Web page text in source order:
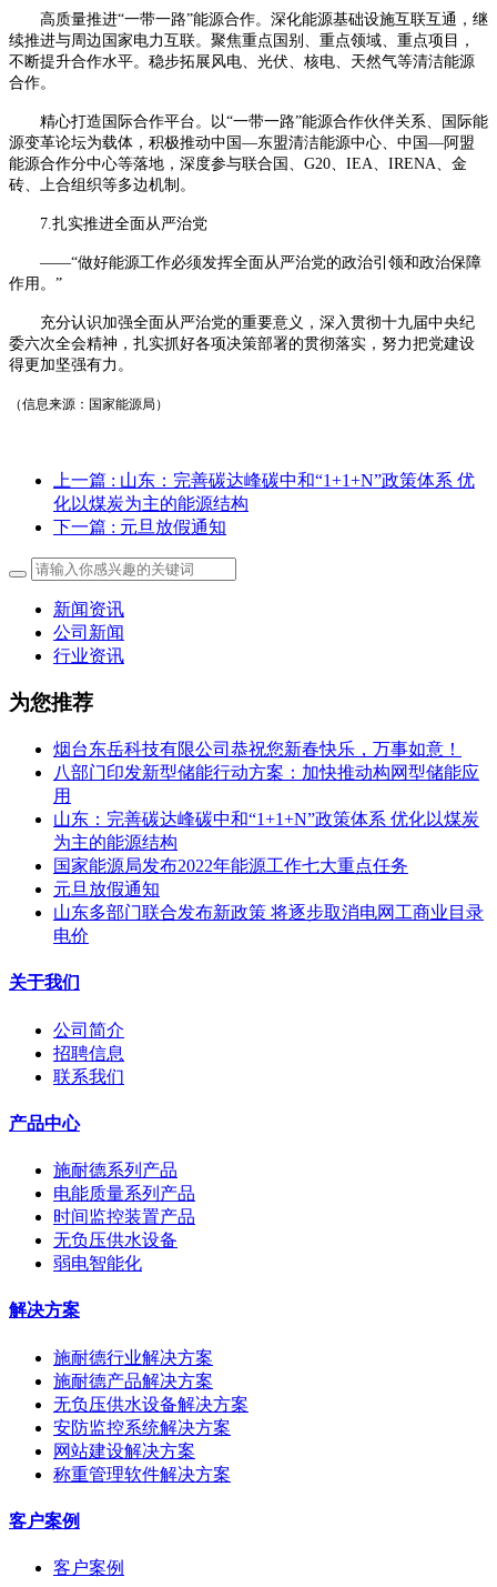
高质量推进“一带一路”能源合作。深化能源基础设施互联互通，继
续推进与周边国家电力互联。聚焦重点国别、重点领域、重点项目，
不断提升合作水平。稳步拓展风电、光伏、核电、天然气等清洁能源
合作。
精心打造国际合作平台。以“一带一路”能源合作伙伴关系、国际能
源变革论坛为载体，积极推动中国—东盟清洁能源中心、中国—阿盟
能源合作分中心等落地，深度参与联合国、G20、IEA、IRENA、金
砖、上合组织等多边机制。
7.扎实推进全面从严治党
——“做好能源工作必须发挥全面从严治党的政治引领和政治保障
作用。”
充分认识加强全面从严治党的重要意义，深入贯彻十九届中央纪
委六次全会精神，扎实抓好各项决策部署的贯彻落实，努力把党建设
得更加坚强有力。
（信息来源：国家能源局）
上一篇 : 山东：完善碳达峰碳中和“1+1+N”政策体系 优
化以煤炭为主的能源结构
下一篇 : 元旦放假通知
新闻资讯
公司新闻
行业资讯
为您推荐
烟台东岳科技有限公司恭祝您新春快乐，万事如意！
八部门印发新型储能行动方案：加快推动构网型储能应
用
山东：完善碳达峰碳中和“1+1+N”政策体系 优化以煤炭
为主的能源结构
国家能源局发布2022年能源工作七大重点任务
元旦放假通知
山东多部门联合发布新政策 将逐步取消电网工商业目录
电价
关于我们
公司简介
招聘信息
联系我们
产品中心
施耐德系列产品
电能质量系列产品
时间监控装置产品
无负压供水设备
弱电智能化
解决方案
施耐德行业解决方案
施耐德产品解决方案
无负压供水设备解决方案
安防监控系统解决方案
网站建设解决方案
称重管理软件解决方案
客户案例
客户案例